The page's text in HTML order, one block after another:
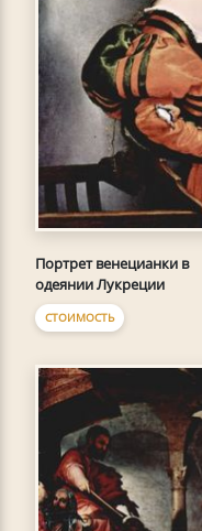
Портрет венецианки в
одеянии Лукреции
СТОИМОСТЬ